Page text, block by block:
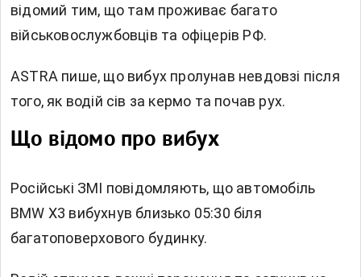
відомий тим, що там проживає багато
військовослужбовців та офіцерів РФ.
ASTRA пише, що вибух пролунав невдовзі після
того, як водій сів за кермо та почав рух.
Що відомо про вибух
Російські ЗМІ повідомляють, що автомобіль
BMW X3 вибухнув близько 05:30 біля
багатоповерхового будинку.